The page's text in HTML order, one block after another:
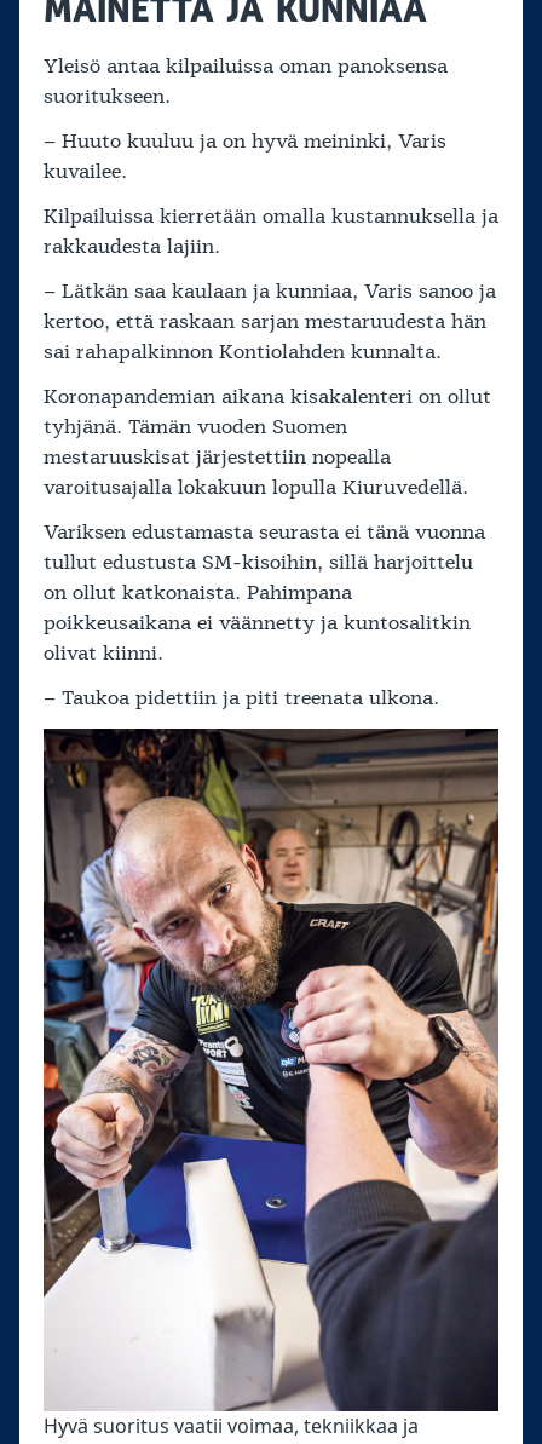
Yleisö antaa kilpailuissa oman panoksensa
suoritukseen.
– Huuto kuuluu ja on hyvä meininki, Varis
kuvailee.
Kilpailuissa kierretään omalla kustannuksella ja
rakkaudesta lajiin.
– Lätkän saa kaulaan ja kunniaa, Varis sanoo ja
kertoo, että raskaan sarjan mestaruudesta hän
sai rahapalkinnon Kontiolahden kunnalta.
Koronapandemian aikana kisakalenteri on ollut
tyhjänä. Tämän vuoden Suomen
mestaruuskisat järjestettiin nopealla
varoitusajalla lokakuun lopulla Kiuruvedellä.
Variksen edustamasta seurasta ei tänä vuonna
tullut edustusta SM-kisoihin, sillä harjoittelu
on ollut katkonaista. Pahimpana
poikkeusaikana ei väännetty ja kuntosalitkin
olivat kiinni.
– Taukoa pidettiin ja piti treenata ulkona.
Hyvä suoritus vaatii voimaa, tekniikkaa ja